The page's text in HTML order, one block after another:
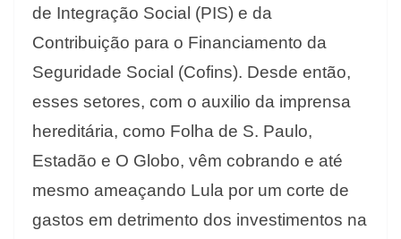
de Integração Social (PIS) e da
Contribuição para o Financiamento da
Seguridade Social (Cofins). Desde então,
esses setores, com o auxilio da imprensa
hereditária, como Folha de S. Paulo,
Estadão e O Globo, vêm cobrando e até
mesmo ameaçando Lula por um corte de
gastos em detrimento dos investimentos na